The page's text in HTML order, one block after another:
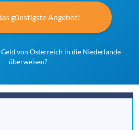
günstigste Angebot!
von Osterreich in die Niederlande
überweisen?